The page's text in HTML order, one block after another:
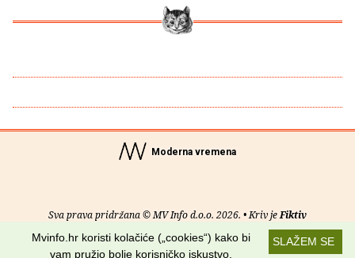
Moderna vremena
Sva prava pridržana © MV Info d.o.o. 2026. • Kriv jeFiktiv
Uvjeti korištenja RSS kanaliSLAŽEM SE
Mvinfo.hr koristi kolačiće („cookies“) kako bi
vam pružio bolje korisničko iskustvo.